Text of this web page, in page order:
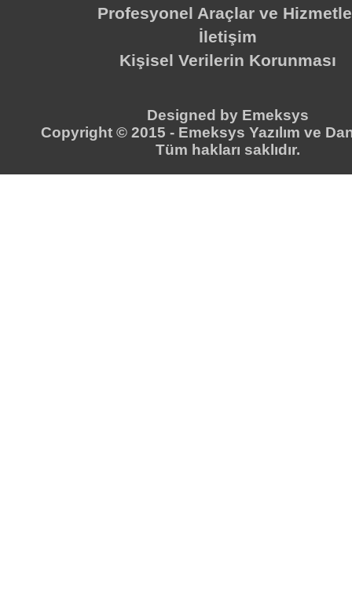
Profesyonel Araçlar ve
İletişim
Kişisel Verilerin Korunması
Designed by Emeksys
Copyright © 2015 - Emeksys Yazılım ve
Tüm hakları saklıdır.